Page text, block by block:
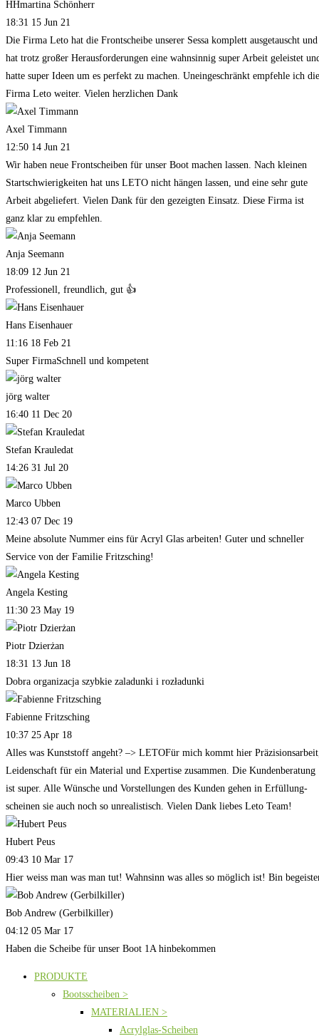
HHmartina Schönherr
18:31 15 Jun 21
Die Firma Leto hat die Frontscheibe unserer Sessa komplett ausgetauscht und
hat trotz großer Herausforderungen eine wahnsinnig super Arbeit geleistet
hatte super Ideen um es perfekt zu machen. Uneingeschränkt empfehle ich die
Firma Leto weiter. Vielen herzlichen Dank
Axel Timmann
12:50 14 Jun 21
Wir haben neue Frontscheiben für unser Boot machen lassen. Nach kleinen
Startschwierigkeiten hat uns LETO nicht hängen lassen, und eine sehr gute
Arbeit abgeliefert. Vielen Dank für den gezeigten Einsatz. Diese Firma ist
ganz klar zu empfehlen.
Anja Seemann
18:09 12 Jun 21
Professionell, freundlich, gut 👍
Hans Eisenhauer
11:16 18 Feb 21
Super FirmaSchnell und kompetent
jörg walter
16:40 11 Dec 20
Stefan Krauledat
14:26 31 Jul 20
Marco Ubben
12:43 07 Dec 19
Meine absolute Nummer eins für Acryl Glas arbeiten! Guter und schneller
Service von der Familie Fritzsching!
Angela Kesting
11:30 23 May 19
Piotr Dzierżan
18:31 13 Jun 18
Dobra organizacja szybkie zaladunki i rozładunki
Fabienne Fritzsching
10:37 25 Apr 18
Alles was Kunststoff angeht? –> LETOFür mich kommt hier
Leidenschaft für ein Material und Expertise zusammen. Die Kundenberatung
ist super. Alle Wünsche und Vorstellungen des Kunden gehen in Erfüllung-
scheinen sie auch noch so unrealistisch. Vielen Dank liebes Leto Team!
Hubert Peus
09:43 10 Mar 17
Hier weiss man was man tut! Wahnsinn was alles so möglich ist! Bin
Bob Andrew (Gerbilkiller)
04:12 05 Mar 17
Haben die Scheibe für unser Boot 1A hinbekommen
PRODUKTE
Bootsscheiben >
MATERIALIEN >
Acrylglas-Scheiben